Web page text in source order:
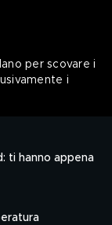
per scovare i
i
ti hanno appena